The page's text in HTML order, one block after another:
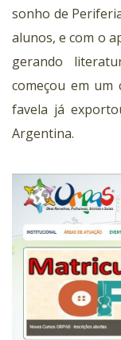
sonho de
alunos, e com o
gerando
começou em um
favela já
Argentina.